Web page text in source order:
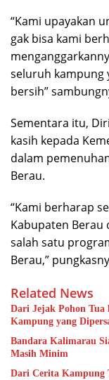
“Kami upayakan
gak bisa kami
seluruh kampung
bersih”
Sementara itu,
kasih kepada
dalam
Berau.
“Kami berharap
Kabupaten Berau
salah satu
Berau,”
Related News
Dari Jejak Pohon Tua
Kampung yang
Bandara Kalimarau
Masih Minim
Dari Cerita Kampung